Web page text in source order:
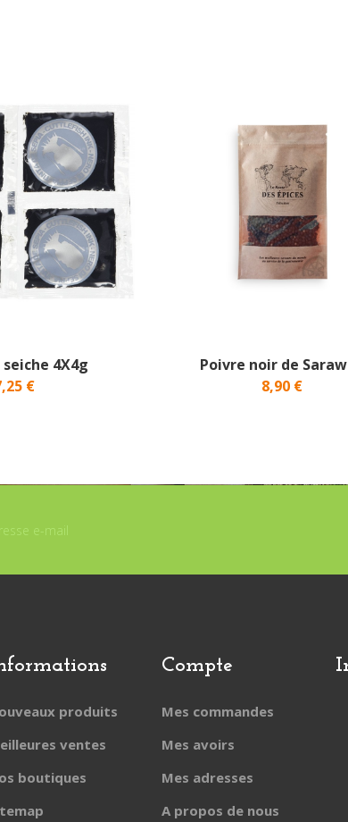
seiche 4X4g
€
Poivre noir de
8,90 €
produits
ventes
boutiques
Compte
Mes commandes
Mes avoirs
Mes adresses
A propos de nous